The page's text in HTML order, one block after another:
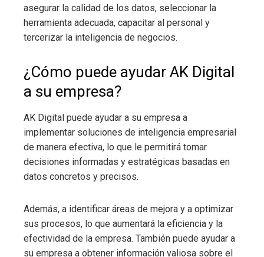
asegurar la calidad de los datos, seleccionar la
herramienta adecuada, capacitar al personal y
tercerizar la inteligencia de negocios.
¿Cómo puede ayudar AK Digital
a su empresa?
AK Digital puede ayudar a su empresa a
implementar soluciones de inteligencia empresarial
de manera efectiva, lo que le permitirá tomar
decisiones informadas y estratégicas basadas en
datos concretos y precisos.
Además, a identificar áreas de mejora y a optimizar
sus procesos, lo que aumentará la eficiencia y la
efectividad de la empresa. También puede ayudar a
su empresa a obtener información valiosa sobre el